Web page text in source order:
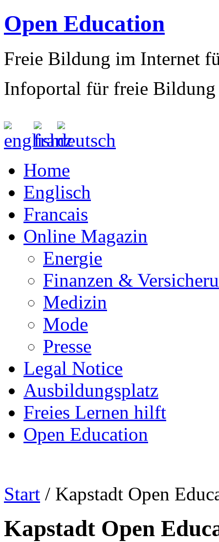
Open Education
Freie Bildung im Internet
Infoportal für freie Bildung
Home
Englisch
Francais
Online Magazin
Energie
Finanzen &
Medizin
Mode
Presse
Legal Notice
Ausbildungsplatz
Freies Lernen hilft
Open Education
Start / Kapstadt Open
Kapstadt Open